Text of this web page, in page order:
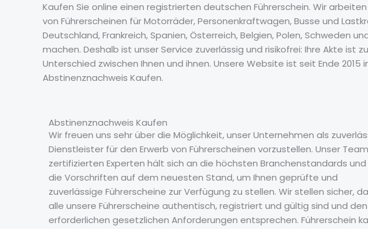
Kaufen Sie online einen registrierten deutschen Führerschein. Wir
von Führerscheinen für Motorräder, Personenkraftwagen, Busse und
Deutschland, Frankreich, Spanien, Österreich, Belgien, Polen, Schweden
machen. Deshalb ist unser Service zuverlässig und risikofrei: Ihre Akte
Unterschied zwischen Ihnen und ihnen. Unsere Website ist seit Ende
Abstinenznachweis Kaufen.
Abstinenznachweis Kaufen
Wir freuen uns sehr über die Möglichkeit, unser Unternehmen als
Dienstleister für den Erwerb von Führerscheinen vorzustellen. Unser
zertifizierten Experten hält sich an die höchsten Branchenstandards
die Vorschriften auf dem neuesten Stand, um Ihnen geprüfte und
zuverlässige Führerscheine zur Verfügung zu stellen. Wir stellen sicher,
alle unsere Führerscheine authentisch, registriert und gültig sind und den
erforderlichen gesetzlichen Anforderungen entsprechen. Führerschein